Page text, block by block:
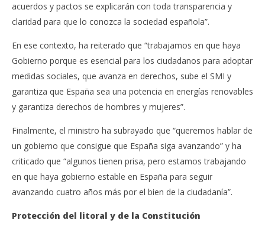
acuerdos y pactos se explicarán con toda transparencia y
claridad para que lo conozca la sociedad española”.
En ese contexto, ha reiterado que “trabajamos en que haya
Gobierno porque es esencial para los ciudadanos para adoptar
medidas sociales, que avanza en derechos, sube el SMI y
garantiza que España sea una potencia en energías renovables
y garantiza derechos de hombres y mujeres”.
Finalmente, el ministro ha subrayado que “queremos hablar de
un gobierno que consigue que España siga avanzando” y ha
criticado que “algunos tienen prisa, pero estamos trabajando
en que haya gobierno estable en España para seguir
avanzando cuatro años más por el bien de la ciudadanía”.
Protección del litoral y de la Constitución